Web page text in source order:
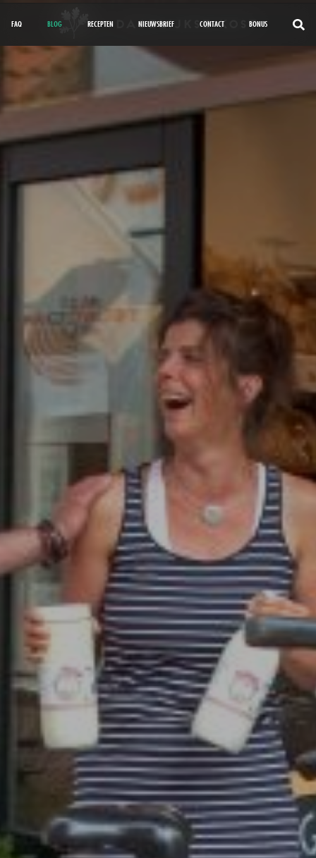
FAQ BLOG RECEPTEN NIEUWSBRIEF CONTACT BONUS